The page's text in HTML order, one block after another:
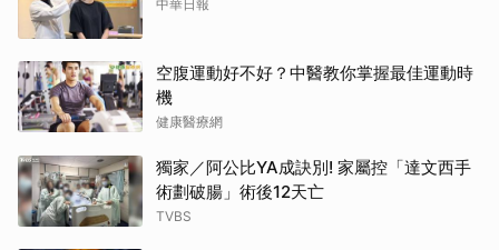
中華日報
空腹運動好不好？中醫教你掌握最佳運動時
機
健康醫療網
獨家／阿公比YA成訣別! 家屬控「達文西手
術劃破腸」術後12天亡
TVBS